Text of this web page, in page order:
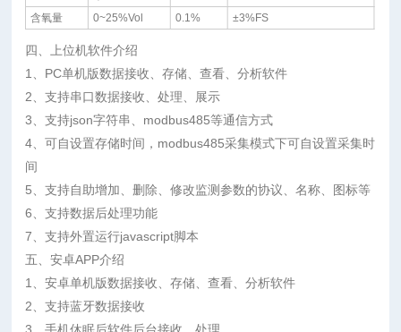
含氧量
0~25%Vol 0.1% ±3%FS
四、上位机软件介绍
1、PC单机版数据接收、存储、查看、分析软件
2、支持串口数据接收、处理、展示
3、支持json字符串、modbus485等通信方式
4、可自设置存储时间，modbus485采集模式下可自设置采集时
间
5、支持自助增加、删除、修改监测参数的协议、名称、图标等
6、支持数据后处理功能
7、支持外置运行javascript脚本
五、安卓APP介绍
1、安卓单机版数据接收、存储、查看、分析软件
2、支持蓝牙数据接收